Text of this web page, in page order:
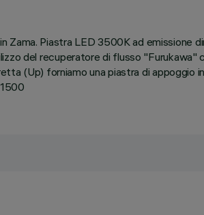
Zama. Piastra LED 3500K ad emissione
del recuperatore di flusso
(Up) forniamo una piastra di appoggio